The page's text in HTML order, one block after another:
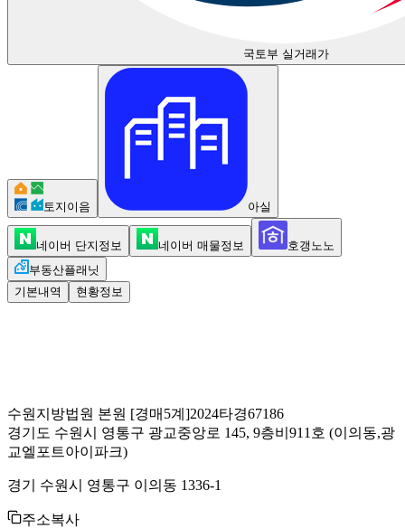
국토부 실거래가
토지이음 아실
네이버 단지정보 네이버 매물정보
호갱노노
부동산플래닛
기본내역
현황정보
수원지방법원 본원 [경매5계]2024타경67186
경기도 수원시 영통구 광교중앙로 145, 9층비911호 (이의동,광
교엘포트아이파크)
경기 수원시 영통구 이의동 1336-1
주소복사